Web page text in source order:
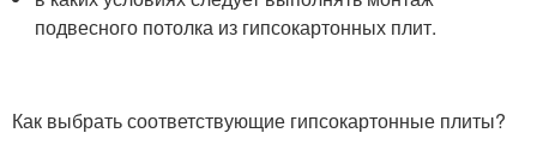
подвесного потолка из гипсокартонных плит.
Как выбрать соответствующие гипсокартонные плиты?